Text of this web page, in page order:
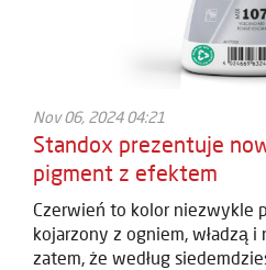
Nov 06, 2024 04:21
Standox prezentuje
pigment z efektem
Czerwień to kolor niezwykle
kojarzony z ogniem, władzą i
zatem, że według